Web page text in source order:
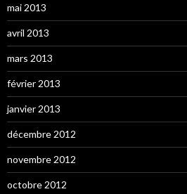
mai 2013
avril 2013
mars 2013
février 2013
janvier 2013
décembre 2012
novembre 2012
octobre 2012